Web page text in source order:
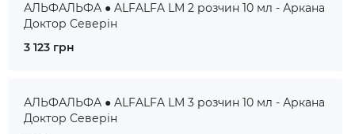
АЛЬФАЛЬФА ● ALFALFA LM 2 розчин 10 мл - Аркана
Доктор Северін
3 123 грн
АЛЬФАЛЬФА ● ALFALFA LM 3 розчин 10 мл - Аркана
Доктор Северін